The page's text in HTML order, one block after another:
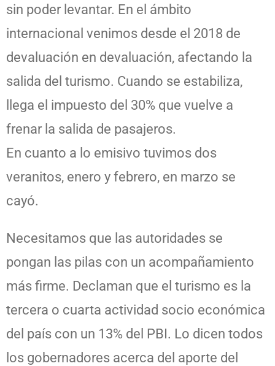
sin poder levantar. En el ámbito
internacional venimos desde el 2018 de
devaluación en devaluación, afectando la
salida del turismo. Cuando se estabiliza,
llega el impuesto del 30% que vuelve a
frenar la salida de pasajeros.
En cuanto a lo emisivo tuvimos dos
veranitos, enero y febrero, en marzo se
cayó.
Necesitamos que las autoridades se
pongan las pilas con un acompañamiento
más firme. Declaman que el turismo es la
tercera o cuarta actividad socio económica
del país con un 13% del PBI. Lo dicen todos
los gobernadores acerca del aporte del